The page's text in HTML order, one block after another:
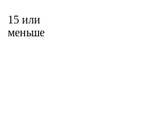
15 или
меньше